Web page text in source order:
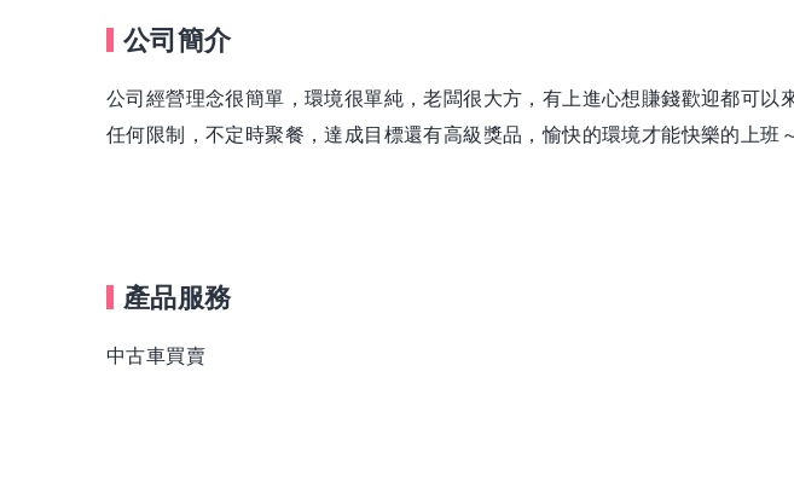
公司簡介
公司經營理念很簡單，環境很單純，老闆很大方，有上進心想賺錢歡迎都可以
任何限制，不定時聚餐，達成目標還有高級獎品，愉快的環境才能快樂的上班
產品服務
中古車買賣